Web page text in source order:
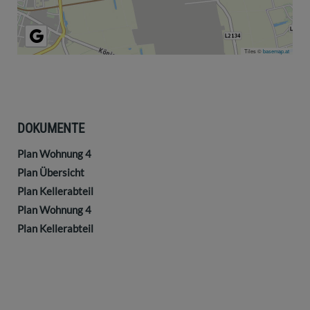
Tiles ©basemap.at
DOKUMENTE
Plan Wohnung 4
Plan Übersicht
Plan Kellerabteil
Plan Wohnung 4
Plan Kellerabteil